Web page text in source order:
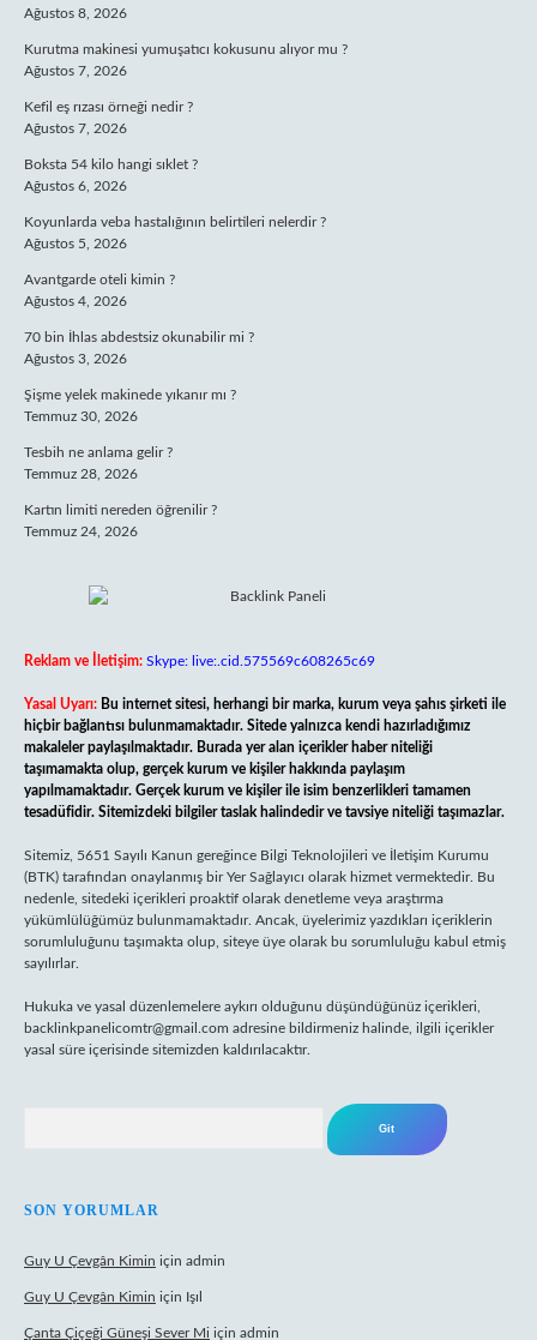
Ağustos 8, 2026
Kurutma makinesi yumuşatıcı kokusunu alıyor mu ?
Ağustos 7, 2026
Kefil eş rızası örneği nedir ?
Ağustos 7, 2026
Boksta 54 kilo hangi sıklet ?
Ağustos 6, 2026
Koyunlarda veba hastalığının belirtileri nelerdir ?
Ağustos 5, 2026
Avantgarde oteli kimin ?
Ağustos 4, 2026
70 bin İhlas abdestsiz okunabilir mi ?
Ağustos 3, 2026
Şişme yelek makinede yıkanır mı ?
Temmuz 30, 2026
Tesbih ne anlama gelir ?
Temmuz 28, 2026
Kartın limiti nereden öğrenilir ?
Temmuz 24, 2026
Reklam ve İletişim: Skype: live:.cid.575569c608265c69
Yasal Uyarı: Bu internet sitesi, herhangi bir marka, kurum veya şahıs şirketi ile
hiçbir bağlantısı bulunmamaktadır. Sitede yalnızca kendi hazırladığımız
makaleler paylaşılmaktadır. Burada yer alan içerikler haber niteliği
taşımamakta olup, gerçek kurum ve kişiler hakkında paylaşım
yapılmamaktadır. Gerçek kurum ve kişiler ile isim benzerlikleri tamamen
tesadüfidir. Sitemizdeki bilgiler taslak halindedir ve tavsiye niteliği taşımazlar.
Sitemiz, 5651 Sayılı Kanun gereğince Bilgi Teknolojileri ve İletişim Kurumu
(BTK) tarafından onaylanmış bir Yer Sağlayıcı olarak hizmet vermektedir. Bu
nedenle, sitedeki içerikleri proaktif olarak denetleme veya araştırma
yükümlülüğümüz bulunmamaktadır. Ancak, üyelerimiz yazdıkları içeriklerin
sorumluluğunu taşımakta olup, siteye üye olarak bu sorumluluğu kabul etmiş
sayılırlar.
Hukuka ve yasal düzenlemelere aykırı olduğunu düşündüğünüz içerikleri,
backlinkpanelicomtr@gmail.com adresine bildirmeniz halinde, ilgili içerikler
yasal süre içerisinde sitemizden kaldırılacaktır.
SON YORUMLAR
Guy U Çevgân Kimin için admin
Guy U Çevgân Kimin için Işıl
Çanta Çiçeği Güneşi Sever Mi için admin